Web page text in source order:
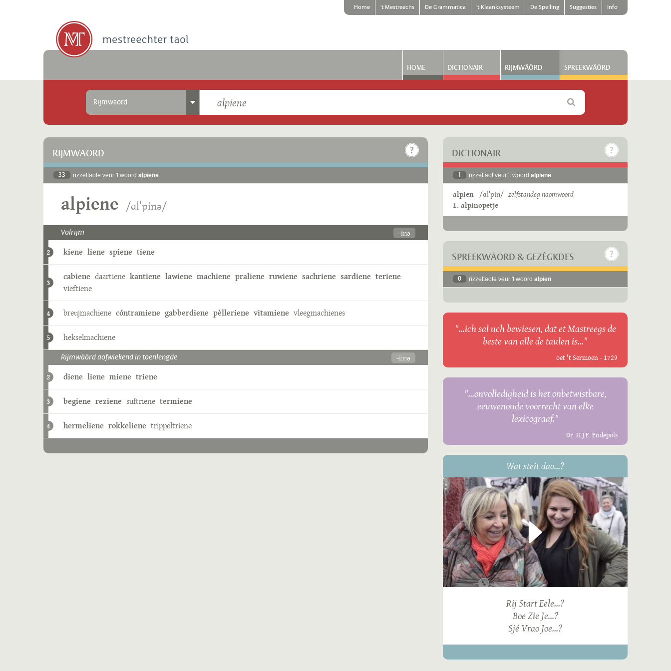
Home 't Mestreechs De Grammatica 't Klaanksysteem De Spelling Suggesties Info
HOME DICTIONAIR RIJMWÄÖRD SPREEKWÄÖRD
Rijmwäörd
RIJMWÄÖRD
33 rizzeltaote veur 't woord alpiene
alpiene /ɑlˈpinə/
Volrijm -inə
2 kiene liene spiene tiene
3
cabiene daartiene kantiene lawiene machiene praliene ruwiene sachriene sardiene teriene
vieftiene
4 breujmachiene cóntramiene gabberdiene pèlleriene vitamiene vleegmachienes
5 hekselmachiene
Rijmwäörd aofwiekend in toenlengde -iːnə
2 diene liene miene triene
3 begiene reziene suftriene termiene
4 hermeliene rokkeliene trippeltriene
DICTIONAIR
1 rizzeltaot veur 't woord alpiene
alpien /ɑlˈpin/ zelfstandeg naomwoord
1. alpinopetje
SPREEKWÄÖRD & GEZÈGKDES
0 rizzeltaote veur 't woord alpien
"...ich sal uch bewiesen, dat et Mastreegs de
beste van alle de taulen is..."
oet 't Sermoen - 1729
"...onvolledigheid is het onbetwistbare,
eeuwenoude voorrecht van elke
lexicograaf."
Dr. H.J.E. Endepols
Wat steit dao...?
Rij Start Eele...?
Boe Zie Je...?
Sjé Vrao Joe...?